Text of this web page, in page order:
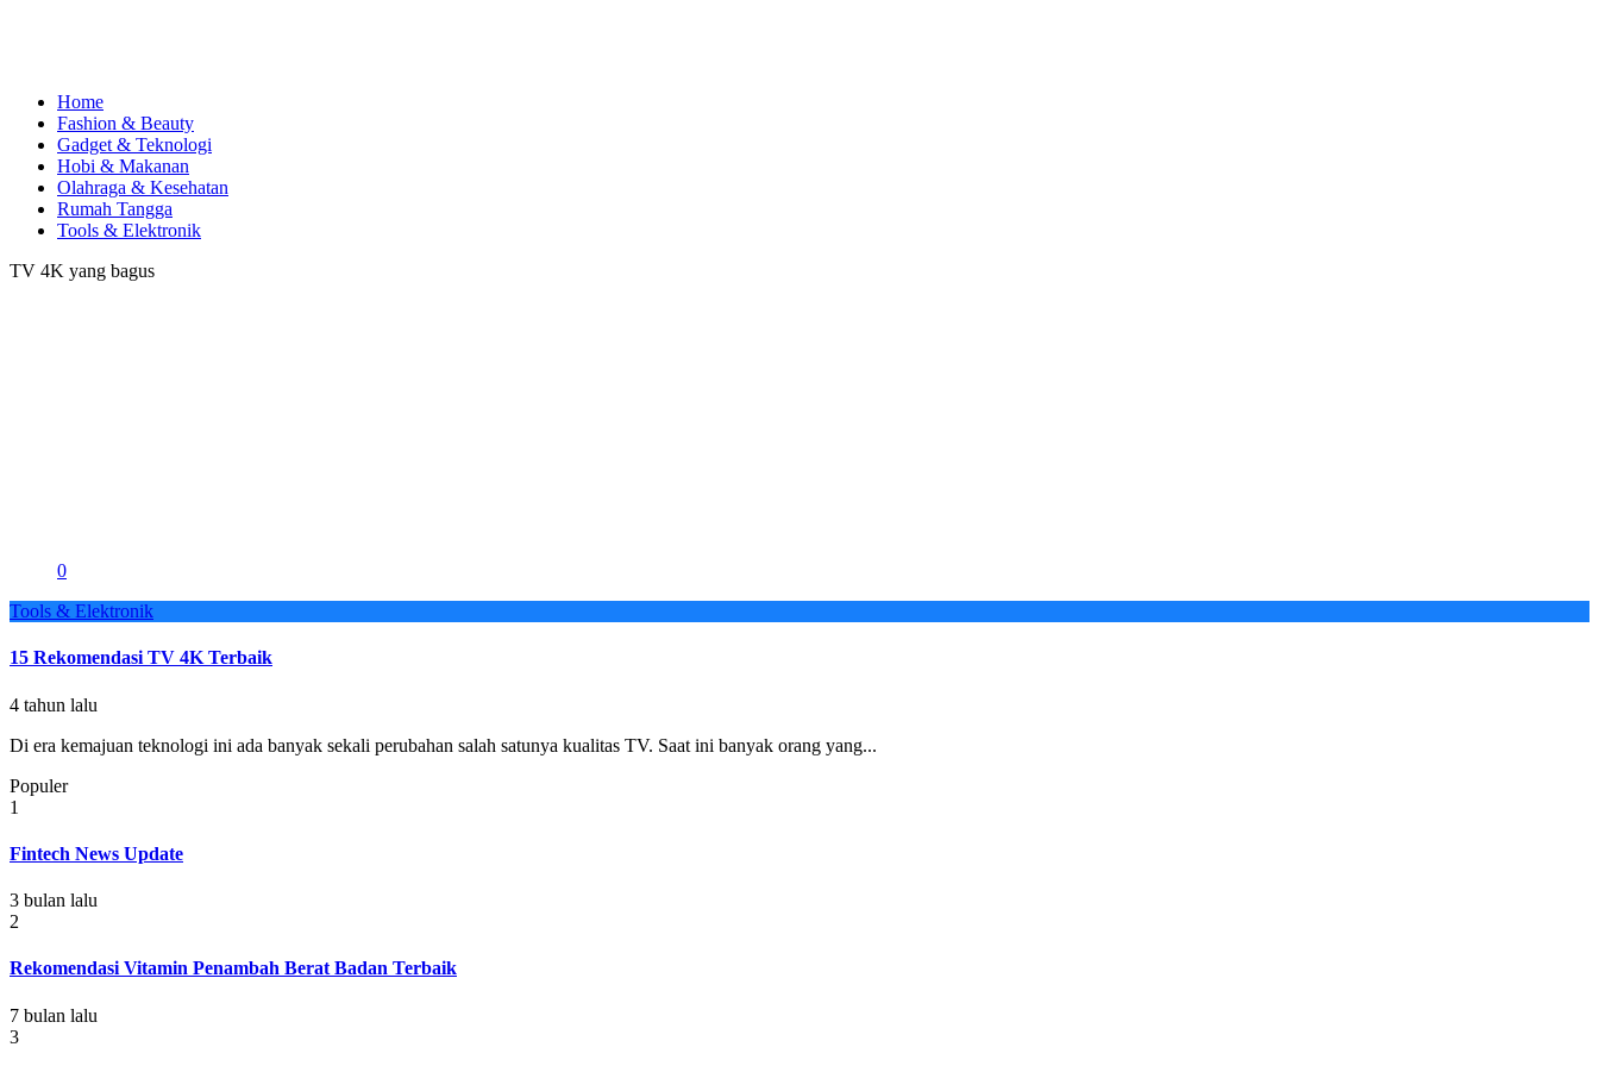
Home
Fashion & Beauty
Gadget & Teknologi
Hobi & Makanan
Olahraga & Kesehatan
Rumah Tangga
Tools & Elektronik
TV 4K yang bagus
0
Tools & Elektronik
15 Rekomendasi TV 4K Terbaik
4 tahun lalu
Di era kemajuan teknologi ini ada banyak sekali perubahan salah satunya kualitas TV. Saat ini banyak orang yang...
Populer
1
Fintech News Update
3 bulan lalu
2
Rekomendasi Vitamin Penambah Berat Badan Terbaik
7 bulan lalu
3